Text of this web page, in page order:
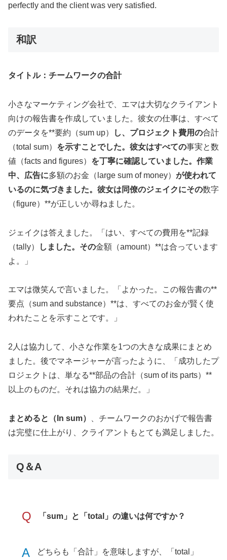
perfectly and the client was very satisfied.
和訳
タイトル：チームワークの合計
小さなマーケティング会社で、エマは大切なクライアント
向けの報告書を作成していました。彼女の仕事は、すべて
のデータを**要約（sum up）
し、プロジェクト費用の合計
（total sum） を示すことでした。彼女はすべての事実と数
値（facts and figures） を丁寧に確認していました。作業
中、広告に多額のお金（large sum of money） が使われて
いるのに気づきました。彼女は同僚のジェイクにその数字
（figure）**が正しいか尋ねました。
ジェイクは答えました。「はい、すべての費用を**記録
（tally）
しました。その金額（amount）**は合っています
よ。」
エマは微笑んで言いました。「よかった。この報告書の**
要点（sum and substance）**は、すべてのお金が賢く使
われたことを示すことです。」
2人は協力して、小さな作業を1つの大きな成果にまとめ
ました。後でマネージャーが言ったように、「成功したプ
ロジェクトは、単なる**部品の合計（sum of its parts）**
以上のものだ。それは協力の結果だ。」
まとめると（In sum）
、チームワークのおかげで報告書
は完璧に仕上がり、クライアントもとても満足しました。
Q＆A
Q 「sum」と「total」の違いは何ですか？
A
どちらも「合計」を意味しますが、「total」